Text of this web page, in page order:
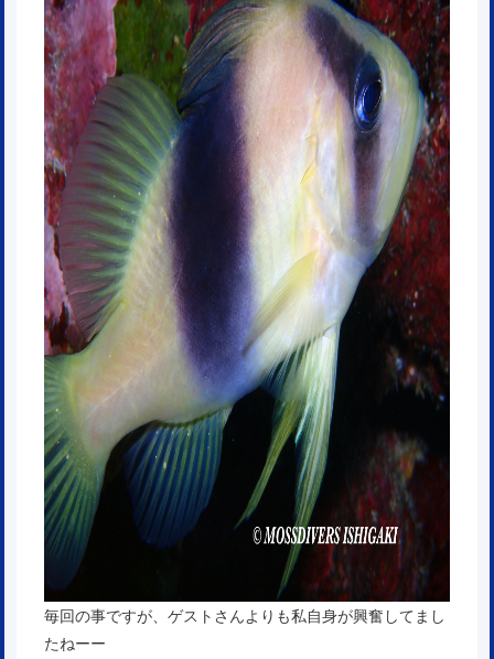
毎回の事ですが、ゲストさんよりも私自身が興奮してまし
たねーー